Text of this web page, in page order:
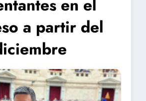
en el
a partir del